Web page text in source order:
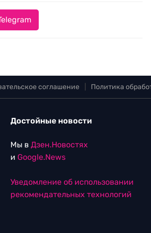
соглашение Политика
Достойные новости
Мы в Дзен.Новостях
и Google.News
Уведомление об использовании
рекомендательных технологий